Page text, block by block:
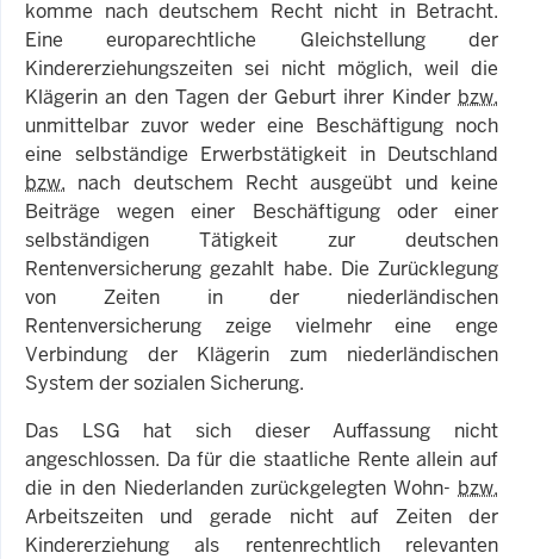
komme nach deutschem Recht nicht in Betracht.
Eine europarechtliche Gleichstellung der
Kindererziehungszeiten sei nicht möglich, weil die
Klägerin an den Tagen der Geburt ihrer Kinder bzw.
unmittelbar zuvor weder eine Beschäftigung noch
eine selbständige Erwerbstätigkeit in Deutschland
bzw. nach deutschem Recht ausgeübt und keine
Beiträge wegen einer Beschäftigung oder einer
selbständigen Tätigkeit zur deutschen
Rentenversicherung gezahlt habe. Die Zurücklegung
von Zeiten in der niederländischen
Rentenversicherung zeige vielmehr eine enge
Verbindung der Klägerin zum niederländischen
System der sozialen Sicherung.
Das LSG hat sich dieser Auffassung nicht
angeschlossen. Da für die staatliche Rente allein auf
die in den Niederlanden zurückgelegten Wohn- bzw.
Arbeitszeiten und gerade nicht auf Zeiten der
Kindererziehung als rentenrechtlich relevanten